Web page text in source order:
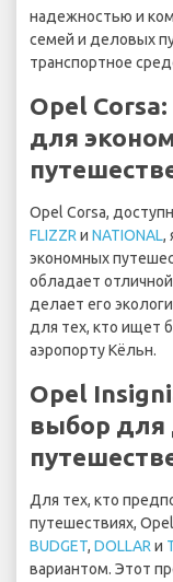
надежностью и
семей и деловых
транспортное
Opel
для
Opel Corsa,
FLIZZR и NATIONAL,
экономных
обладает
делает его
для тех, кто ищет
аэропорту Кёльн.
Opel
выбор
Для тех, кто
путешествиях,
BUDGET, DOLLAR и
вариантом. Этот